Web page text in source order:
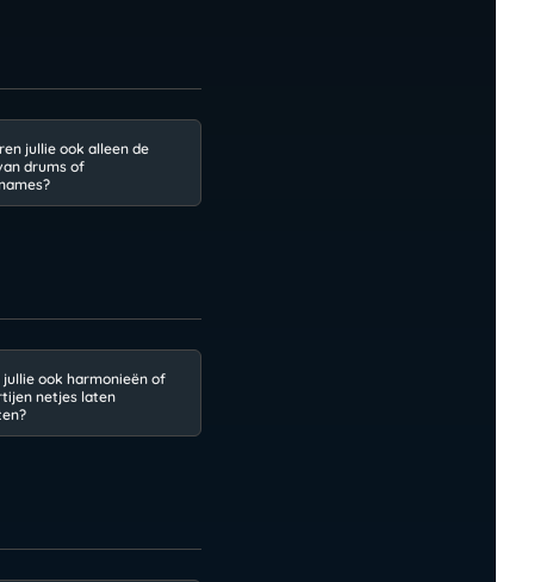
jullie ook alleen de
drums of
jullie ook harmonieën of
netjes laten